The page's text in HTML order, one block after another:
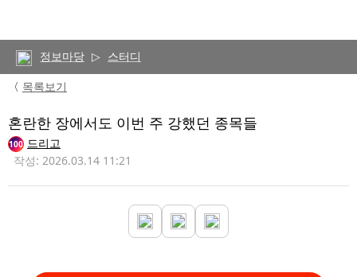
정보마당 ▷ 스터디
〈 목록보기
혼란한 장에서도 이번 주 강했던 종목들
100 드리고
작성: 2026.03.14 11:21